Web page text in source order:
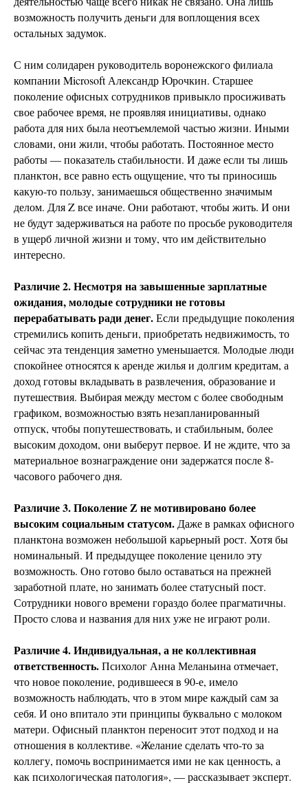
возможность получить деньги для воплощения всех
остальных задумок.
С ним солидарен руководитель воронежского филиала
компании Microsoft Александр Юрочкин. Старшее
поколение офисных сотрудников привыкло просиживать
свое рабочее время, не проявляя инициативы, однако
работа для них была неотъемлемой частью жизни. Иными
словами, они жили, чтобы работать. Постоянное место
работы — показатель стабильности. И даже если ты лишь
планктон, все равно есть ощущение, что ты приносишь
какую-то пользу, занимаешься общественно значимым
делом. Для Z все иначе. Они работают, чтобы жить. И они
не будут задерживаться на работе по просьбе руководителя
в ущерб личной жизни и тому, что им действительно
интересно.
Различие 2. Несмотря на завышенные зарплатные
ожидания, молодые сотрудники не готовы
перерабатывать ради денег.Если предыдущие поколения
стремились копить деньги, приобретать недвижимость, то
сейчас эта тенденция заметно уменьшается. Молодые люди
спокойнее относятся к аренде жилья и долгим кредитам, а
доход готовы вкладывать в развлечения, образование и
путешествия. Выбирая между местом с более свободным
графиком, возможностью взять незапланированный
отпуск, чтобы попутешествовать, и стабильным, более
высоким доходом, они выберут первое. И не ждите, что за
материальное вознаграждение они задержатся после 8-
часового рабочего дня.
Различие 3. Поколение Z не мотивировано более
высоким социальным статусом.Даже в рамках офисного
планктона возможен небольшой карьерный рост. Хотя бы
номинальный. И предыдущее поколение ценило эту
возможность. Оно готово было оставаться на прежней
заработной плате, но занимать более статусный пост.
Сотрудники нового времени гораздо более прагматичны.
Просто слова и названия для них уже не играют роли.
Различие 4. Индивидуальная, а не коллективная
ответственность.Психолог Анна Меланьина отмечает,
что новое поколение, родившееся в 90-е, имело
возможность наблюдать, что в этом мире каждый сам за
себя. И оно впитало эти принципы буквально с молоком
матери. Офисный планктон переносит этот подход и на
отношения в коллективе. «Желание сделать что-то за
коллегу, помочь воспринимается ими не как ценность, а
как психологическая патология», — рассказывает эксперт.